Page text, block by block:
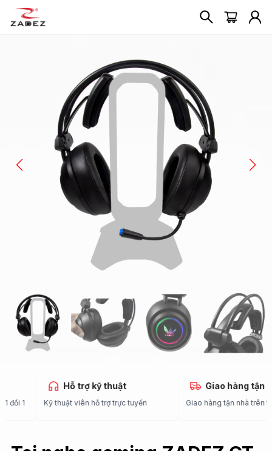
1 đổi 1
Hỗ trợ kỹ thuật
Kỹ thuật viên hỗ trợ trực tuyến
Giao hàng
Giao hàng tận nhà